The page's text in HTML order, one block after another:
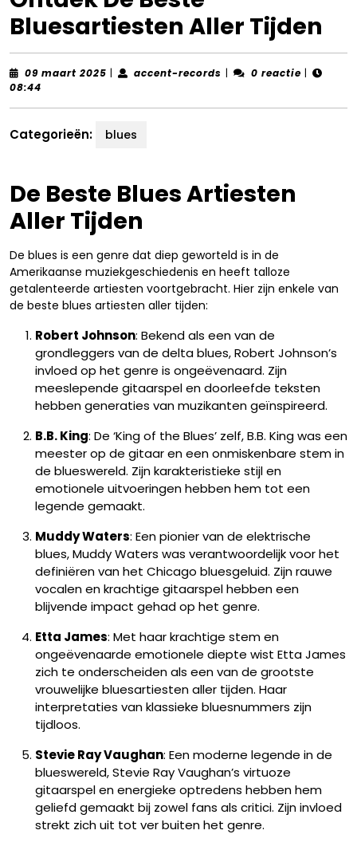
Bluesartiesten Aller Tijden
09 maart 2025 09
| accent-records accent-
| 0 reactie |
08:44
Categorieën: blues
De Beste Blues Artiesten
Aller Tijden
De blues is een genre dat diep geworteld is in de
Amerikaanse muziekgeschiedenis en heeft talloze
getalenteerde artiesten voortgebracht. Hier zijn enkele van
de beste blues artiesten aller tijden:
Robert Johnson: Bekend als een van de
grondleggers van de delta blues, Robert Johnson’s
invloed op het genre is ongeëvenaard. Zijn
meeslepende gitaarspel en doorleefde teksten
hebben generaties van muzikanten geïnspireerd.
B.B. King: De ‘King of the Blues’ zelf, B.B. King was een
meester op de gitaar en een onmiskenbare stem in
de blueswereld. Zijn karakteristieke stijl en
emotionele uitvoeringen hebben hem tot een
legende gemaakt.
Muddy Waters: Een pionier van de elektrische
blues, Muddy Waters was verantwoordelijk voor het
definiëren van het Chicago bluesgeluid. Zijn rauwe
vocalen en krachtige gitaarspel hebben een
blijvende impact gehad op het genre.
Etta James: Met haar krachtige stem en
ongeëvenaarde emotionele diepte wist Etta James
zich te onderscheiden als een van de grootste
vrouwelijke bluesartiesten aller tijden. Haar
interpretaties van klassieke bluesnummers zijn
tijdloos.
Stevie Ray Vaughan: Een moderne legende in de
blueswereld, Stevie Ray Vaughan’s virtuoze
gitaarspel en energieke optredens hebben hem
geliefd gemaakt bij zowel fans als critici. Zijn invloed
strekt zich uit tot ver buiten het genre.